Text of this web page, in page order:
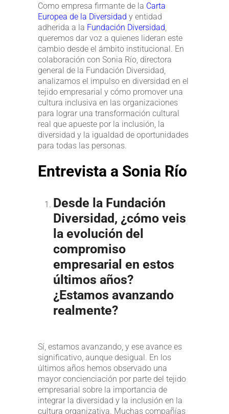
Como empresa firmante de la Carta
Europea de la Diversidad y entidad
adherida a la Fundación Diversidad,
queremos dar voz a quienes lideran este
cambio desde el ámbito institucional. En
colaboración con Sonia Río, directora
general de la Fundación Diversidad,
analizamos el impulso en diversidad en el
tejido empresarial y cómo promover una
cultura inclusiva en las organizaciones
para lograr una transformación cultural
real que apueste por la inclusión, la
diversidad y la igualdad de oportunidades
para todas las personas.
Entrevista a Sonia Río
Desde la Fundación
Diversidad, ¿cómo veis
la evolución del
compromiso
empresarial en estos
últimos años?
¿Estamos avanzando
realmente?
Sí, estamos avanzando, y ese avance es
significativo, aunque desigual. En los
últimos años hemos observado una
mayor concienciación por parte del tejido
empresarial sobre la importancia de
integrar la diversidad y la inclusión en la
cultura organizativa. Muchas compañías